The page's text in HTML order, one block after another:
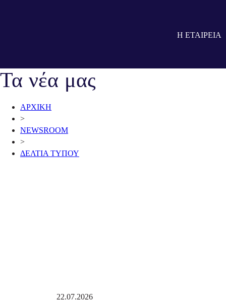
Η ΕΤΑΙΡΕΙΑ
Τα νέα μας
ΑΡΧΙΚΗ
>
NEWSROOM
>
ΔΕΛΤΙΑ ΤΥΠΟΥ
22.07.2026